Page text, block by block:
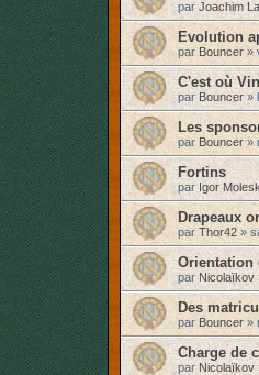
par Joachim
Evolution
par Bouncer »
C'est où
par Bouncer »
Les
par Bouncer »
Fortins
par Igor
Drapeaux
par Thor42»
Orientation
par Nicolaïkov
Des
par Bouncer »
Charge de
par Nicolaïkov